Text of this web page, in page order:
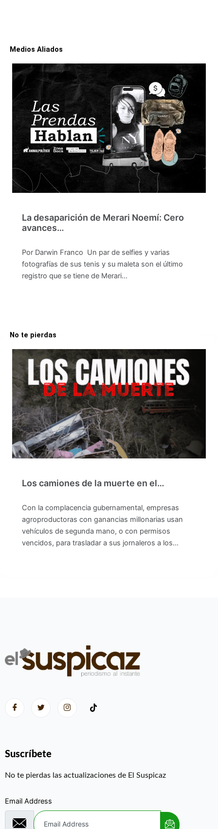
Medios Aliados
La desaparición de Merari Noemí: Cero
avances…
Por Darwin Franco Un par de selfies y varias
fotografías de sus tenis y su maleta son el último
registro que se tiene de Merari…
No te pierdas
Los camiones de la muerte en el…
Con la complacencia gubernamental, empresas
agroproductoras con ganancias millonarias usan
vehículos de segunda mano, o con permisos
vencidos, para trasladar a sus jornaleros a los…
Suscríbete
No te pierdas las actualizaciones de El Suspicaz
Email Address